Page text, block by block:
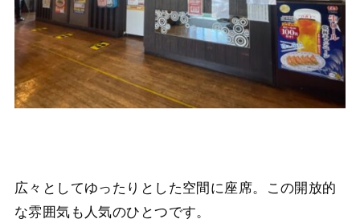
広々としてゆったりとした空間に座席。この開放的
な雰囲気も人気のひとつです。